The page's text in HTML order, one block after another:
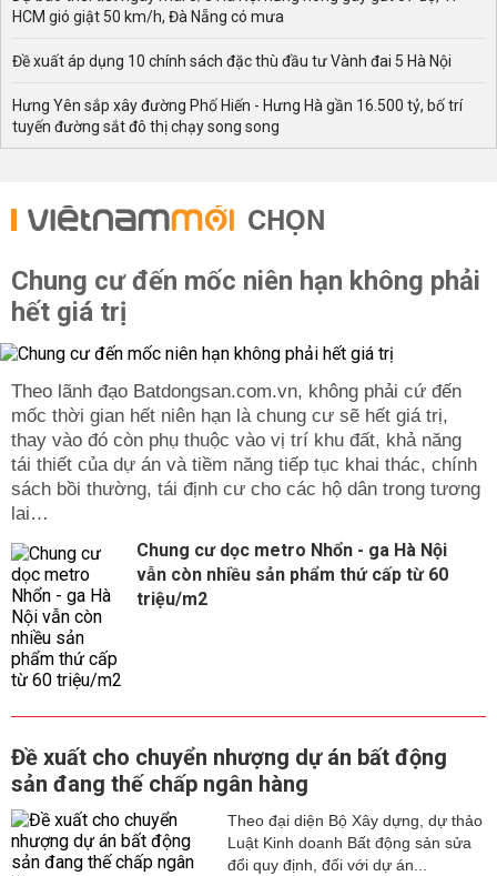
HCM gió giật 50 km/h, Đà Nẵng có mưa
Đề xuất áp dụng 10 chính sách đặc thù đầu tư Vành đai 5 Hà Nội
Hưng Yên sắp xây đường Phố Hiến - Hưng Hà gần 16.500 tỷ, bố trí
tuyến đường sắt đô thị chạy song song
CHỌN
Chung cư đến mốc niên hạn không phải
hết giá trị
Theo lãnh đạo Batdongsan.com.vn, không phải cứ đến
mốc thời gian hết niên hạn là chung cư sẽ hết giá trị,
thay vào đó còn phụ thuộc vào vị trí khu đất, khả năng
tái thiết của dự án và tiềm năng tiếp tục khai thác, chính
sách bồi thường, tái định cư cho các hộ dân trong tương
lai…
Chung cư dọc metro Nhổn - ga Hà Nội
vẫn còn nhiều sản phẩm thứ cấp từ 60
triệu/m2
Đề xuất cho chuyển nhượng dự án bất động
sản đang thế chấp ngân hàng
Theo đại diện Bộ Xây dựng, dự thảo
Luật Kinh doanh Bất động sản sửa
đổi quy định, đối với dự án...